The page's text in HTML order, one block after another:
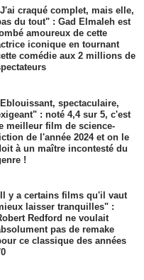
craqué complet, mais elle,
du tout" : Gad Elmaleh est
amoureux de cette
iconique en tournant
comédie aux 2 millions de
spectaculaire,
: noté 4,4 sur 5, c'est
meilleur film de science-
de l'année 2024 et on le
à un maître incontesté du
!
y a certains films qu'il vaut
laisser tranquilles" :
Redford ne voulait
pas de remake
ce classique des années